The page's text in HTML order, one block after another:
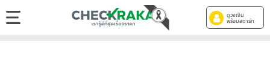
ดูวงเงิน
พร้อมสตาร์ท